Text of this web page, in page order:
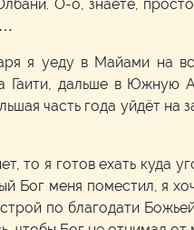
О-о, знаете,
я уеду в Майами на
Гаити, дальше в
часть года уйдёт на
то я готов ехать куда
Бог меня поместил, я
по благодати